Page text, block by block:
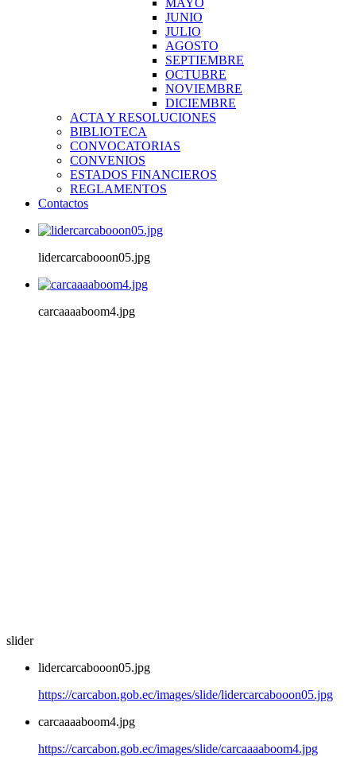
MAYO
JUNIO
JULIO
AGOSTO
SEPTIEMBRE
OCTUBRE
NOVIEMBRE
DICIEMBRE
ACTA Y RESOLUCIONES
BIBLIOTECA
CONVOCATORIAS
CONVENIOS
ESTADOS FINANCIEROS
REGLAMENTOS
Contactos
lidercarcabooon05.jpg
carcaaaaboom4.jpg
slider
lidercarcabooon05.jpg
https://carcabon.gob.ec/images/slide/lidercarcabooon05.jpg
carcaaaaboom4.jpg
https://carcabon.gob.ec/images/slide/carcaaaaboom4.jpg